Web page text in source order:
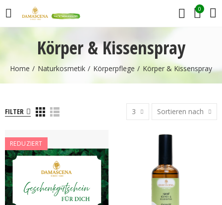
0
Körper & Kissenspray
Home Naturkosmetik Körperpflege Körper & Kissenspray
FILTER 3 Sortieren nach
REDUZIERT